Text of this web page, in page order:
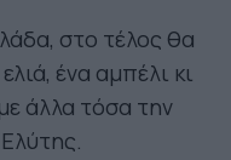
στο τέλος θα
ένα αμπέλι κι
άλλα τόσα την